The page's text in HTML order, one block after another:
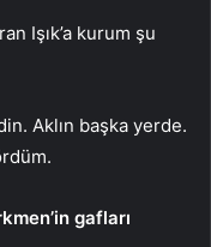
Işık’a kurum şu
Aklın başka yerde.
gafları